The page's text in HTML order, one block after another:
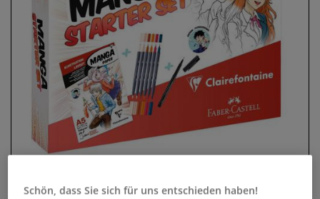
Schön, dass Sie sich für uns entschieden haben!